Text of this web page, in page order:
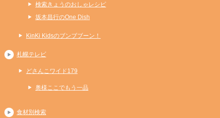
検索きょうのおしゃレシピ
坂本昌行のOne Dish
KinKi Kidsのブンブブーン！
札幌テレビ
どさんこワイド179
奥様ここでもう一品
食材別検索